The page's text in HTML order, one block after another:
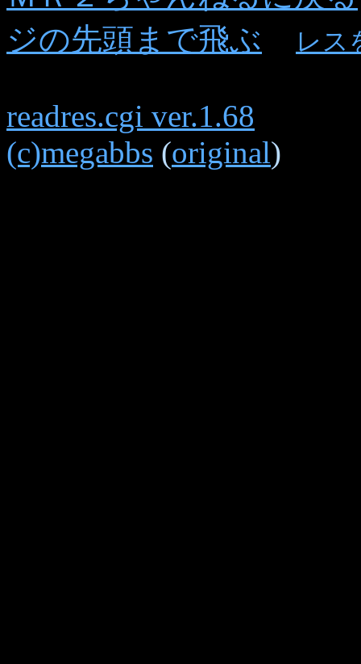
ジの先頭まで飛ぶ
レス
readres.cgi ver.1.68
(c)megabbs (original)